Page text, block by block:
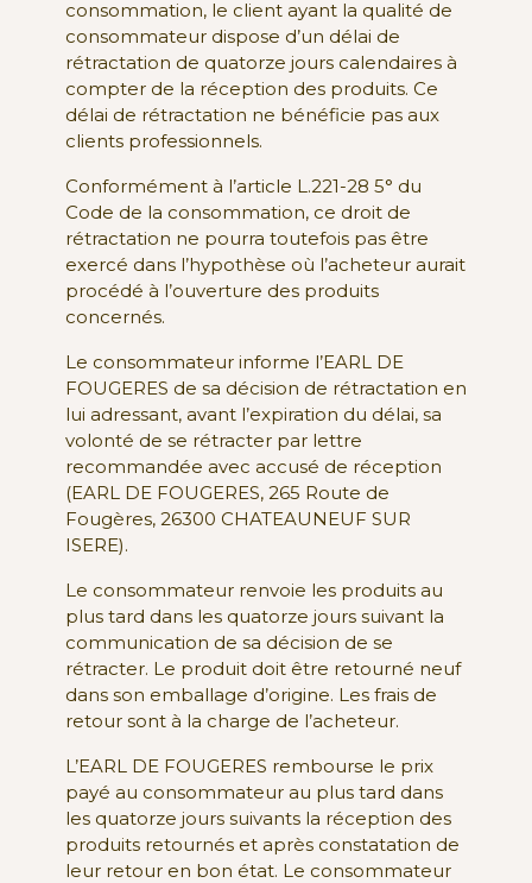
consommation, le client ayant la qualité de
consommateur dispose d’un délai de
rétractation de quatorze jours calendaires à
compter de la réception des produits. Ce
délai de rétractation ne bénéficie pas aux
clients professionnels.
Conformément à l’article L.221-28 5° du
Code de la consommation, ce droit de
rétractation ne pourra toutefois pas être
exercé dans l’hypothèse où l’acheteur aurait
procédé à l’ouverture des produits
concernés.
Le consommateur informe l’EARL DE
FOUGERES de sa décision de rétractation en
lui adressant, avant l’expiration du délai, sa
volonté de se rétracter par lettre
recommandée avec accusé de réception
(EARL DE FOUGERES, 265 Route de
Fougères, 26300 CHATEAUNEUF SUR
ISERE).
Le consommateur renvoie les produits au
plus tard dans les quatorze jours suivant la
communication de sa décision de se
rétracter. Le produit doit être retourné neuf
dans son emballage d’origine. Les frais de
retour sont à la charge de l’acheteur.
L’EARL DE FOUGERES rembourse le prix
payé au consommateur au plus tard dans
les quatorze jours suivants la réception des
produits retournés et après constatation de
leur retour en bon état. Le consommateur